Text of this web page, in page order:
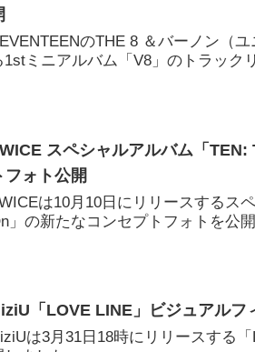
のTHE 8 ＆バーノン（
1stミニアルバム「V8」のトラック
スペシャルアルバム「
フォト公開
は10月10日にリリースするス
」の新たなコンセプトフォトを公開
「LOVE LINE」ビジュアルフ
は3月31日18時にリリースする